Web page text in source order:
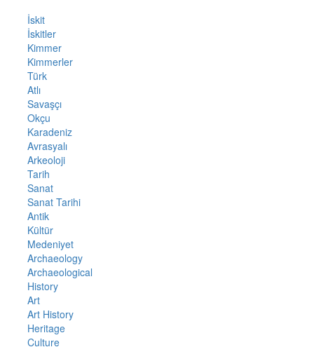
İskit
İskitler
Kimmer
Kimmerler
Türk
Atlı
Savaşçı
Okçu
Karadeniz
Avrasyalı
Arkeoloji
Tarih
Sanat
Sanat Tarihi
Antik
Kültür
Medeniyet
Archaeology
Archaeological
History
Art
Art History
Heritage
Culture